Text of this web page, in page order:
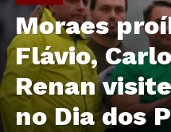
Moraes
Flávio,
Renan
no Dia dos